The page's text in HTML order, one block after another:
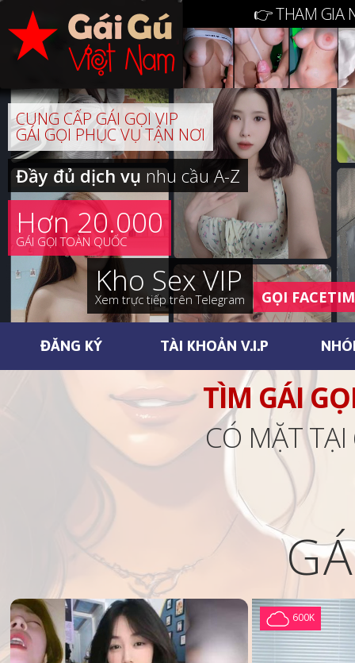
👉 THAM GIA
CUNG CẤP GÁI GỌI VIP
GÁI GỌI PHỤC VỤ TẬN NƠI
Đầy đủ dịch vụnhu cầu A-Z
Hơn 20.000
GÁI GỌI TOÀN QUỐC
Kho Sex VIP
Xem trực tiếp trên Telegram GỌI
ĐĂNG KÝ TÀI KHOẢN V.I.P
TÌM GÁI
CÓ MẶT
600K